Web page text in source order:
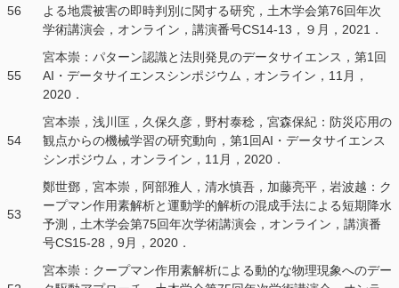
56
よる地震被害の即時判別に関する研究，土木学会第76回年次
学術講演会，オンライン，講演番号CS14-13，９月，2021．
55
宮本崇：パターン認識と法則発見のデータサイエンス，第1回
AI・データサイエンスシンポジウム，オンライン，11月，
2020．
54
宮本崇，浅川匡，久保久彦，野村泰稔，宮森保紀：防災応用の
観点からの機械学習の研究動向，第1回AI・データサイエンス
シンポジウム，オンライン，11月，2020．
53
鄭世鄧，宮本崇，阿部雅人，清水慎吾，加藤亮平，岩波越：ク
ープマン作用素解析と運動学的解析の混成手法による短期降水
予測，土木学会第75回年次学術講演会，オンライン，講演番
号CS15-28，9月，2020．
宮本崇：クープマン作用素解析による動的な物理現象へのデー